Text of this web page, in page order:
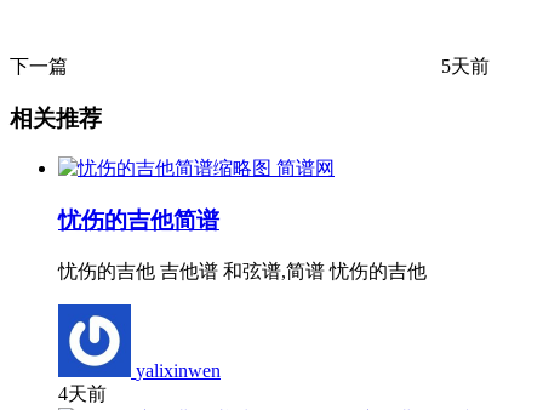
下一篇 5天前
相关推荐
简谱网
忧伤的吉他简谱
忧伤的吉他 吉他谱 和弦谱,简谱 忧伤的吉他
yalixinwen
4天前